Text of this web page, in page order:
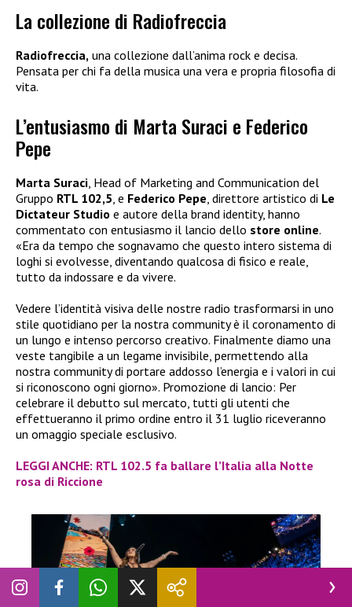
La collezione di Radiofreccia
Radiofreccia, una collezione dall’anima rock e decisa.
Pensata per chi fa della musica una vera e propria filosofia di
vita.
L’entusiasmo di Marta Suraci e Federico
Pepe
Marta Suraci, Head of Marketing and Communication del
Gruppo RTL 102,5, e Federico Pepe, direttore artistico di Le
Dictateur Studio e autore della brand identity, hanno
commentato con entusiasmo il lancio dello store online.
«Era da tempo che sognavamo che questo intero sistema di
loghi si evolvesse, diventando qualcosa di fisico e reale,
tutto da indossare e da vivere.
Vedere l’identità visiva delle nostre radio trasformarsi in uno
stile quotidiano per la nostra community è il coronamento di
un lungo e intenso percorso creativo. Finalmente diamo una
veste tangibile a un legame invisibile, permettendo alla
nostra community di portare addosso l’energia e i valori in cui
si riconoscono ogni giorno». Promozione di lancio: Per
celebrare il debutto sul mercato, tutti gli utenti che
effettueranno il primo ordine entro il 31 luglio riceveranno
un omaggio speciale esclusivo.
LEGGI ANCHE: RTL 102.5 fa ballare l’Italia alla Notte
rosa di Riccione